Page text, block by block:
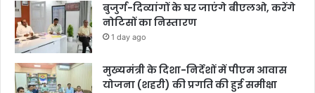
बुजुर्ग-दिव्यांगों के घर जाएंगे बीएलओ, करेंगे
नोटिसों का निस्तारण
1 day ago
मुख्यमंत्री के दिशा-निर्देशों में पीएम आवास
योजना (शहरी) की प्रगति की हुई समीक्षा